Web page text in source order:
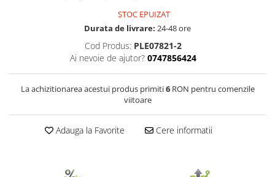
STOC EPUIZAT
Durata de livrare: 24-48 ore
Cod Produs: PLE07821-2
Ai nevoie de ajutor? 0747856424
La achizitionarea acestui produs primiti6RON pentru comenzile
viitoare
Adauga la Favorite Cere informatii